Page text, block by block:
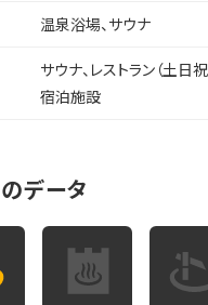
温泉浴場、サウナ
サウナ、レストラン（土日
宿泊施設
データ